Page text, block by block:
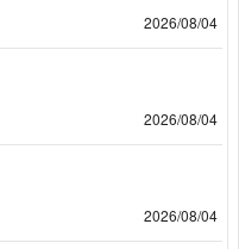
2026/08/04
2026/08/04
2026/08/04